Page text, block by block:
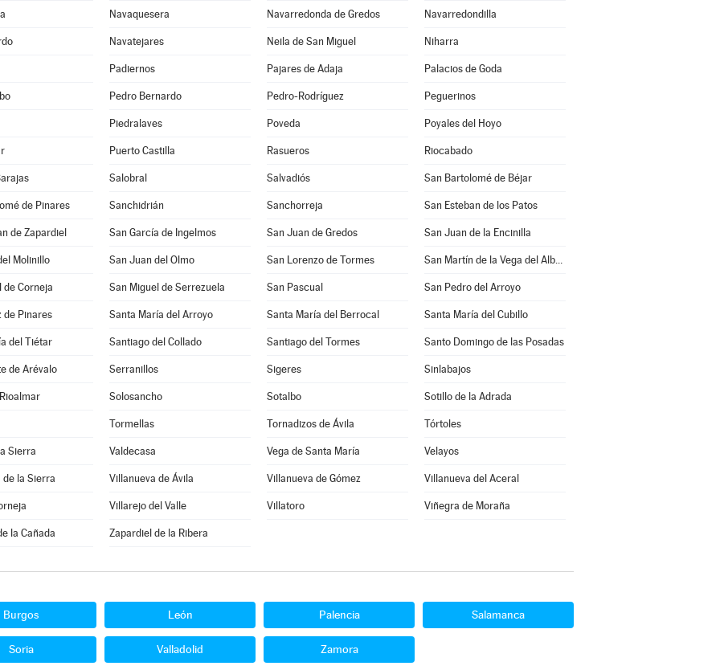
Navaquesera Navarredonda de Gredos Navarredondilla
Navatejares Neila de San Miguel Niharra
Padiernos Pajares de Adaja Palacios de Goda
Pedro Bernardo Pedro-Rodríguez Peguerinos
Piedralaves Poveda Poyales del Hoyo
Puerto Castilla Rasueros Riocabado
Salobral Salvadiós San Bartolomé de Béjar
de Pinares Sanchidrián Sanchorreja San Esteban de los Patos
de Zapardiel San García de Ingelmos San Juan de Gredos San Juan de la Encinilla
Molinillo San Juan del Olmo San Lorenzo de Tormes San Martín de la Vega del Alberche
de Corneja San Miguel de Serrezuela San Pascual San Pedro del Arroyo
de Pinares Santa María del Arroyo Santa María del Berrocal Santa María del Cubillo
del Tiétar Santiago del Collado Santiago del Tormes Santo Domingo de las Posadas
de Arévalo Serranillos Sigeres Sinlabajos
Solosancho Sotalbo Sotillo de la Adrada
Tormellas Tornadizos de Ávila Tórtoles
Sierra Valdecasa Vega de Santa María Velayos
la Sierra Villanueva de Ávila Villanueva de Gómez Villanueva del Aceral
Villarejo del Valle Villatoro Viñegra de Moraña
la Cañada Zapardiel de la Ribera
Burgos León Palencia Salamanca
Soria Valladolid Zamora